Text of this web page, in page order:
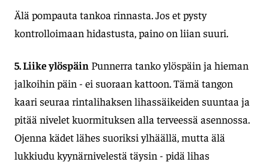
Älä pompauta tankoa rinnasta. Jos et pysty
kontrolloimaan hidastusta, paino on liian suuri.
5. Liike ylöspäin Punnerra tanko ylöspäin ja hieman
jalkoihin päin - ei suoraan kattoon. Tämä tangon
kaari seuraa rintalihaksen lihassäikeiden suuntaa ja
pitää nivelet kuormituksen alla terveessä asennossa.
Ojenna kädet lähes suoriksi ylhäällä, mutta älä
lukkiudu kyynärnivelestä täysin - pidä lihas